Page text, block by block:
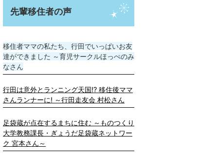
先輩移住者の声
移住者ママの私たち、行田でいっぱいお友
達ができました ～育児サークルほっぺのみ
なさん
行田は意外とランニング天国!? 移住後ママ
さんランナーに! ～行田走友会 村松さん
足袋蔵が点在するまちに住む ～ものつくり
大学教務課長・ぎょうだ足袋蔵ネットワー
ク 宮本さん～